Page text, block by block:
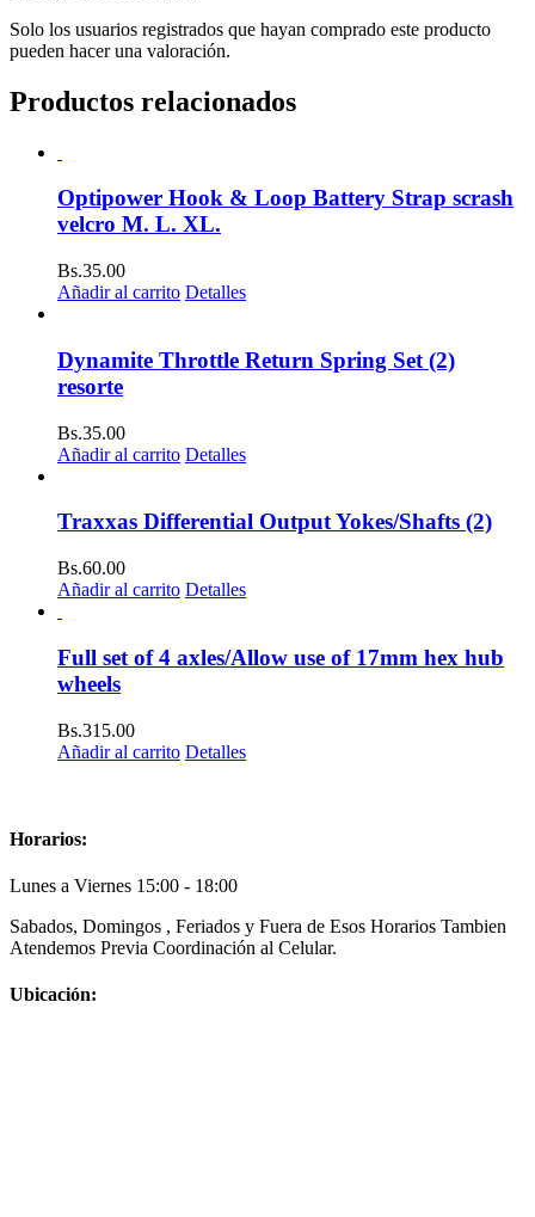
Solo los usuarios registrados que hayan comprado este producto
pueden hacer una valoración.
Productos relacionados
Optipower Hook & Loop Battery Strap scrash
velcro M. L. XL.
Bs.35.00
Añadir al carrito Detalles
Dynamite Throttle Return Spring Set (2)
resorte
Bs.35.00
Añadir al carrito Detalles
Traxxas Differential Output Yokes/Shafts (2)
Bs.60.00
Añadir al carrito Detalles
Full set of 4 axles/Allow use of 17mm hex hub
wheels
Bs.315.00
Añadir al carrito Detalles
Horarios:
Lunes a Viernes 15:00 - 18:00
Sabados, Domingos , Feriados y Fuera de Esos Horarios Tambien
Atendemos Previa Coordinación al Celular.
Ubicación: